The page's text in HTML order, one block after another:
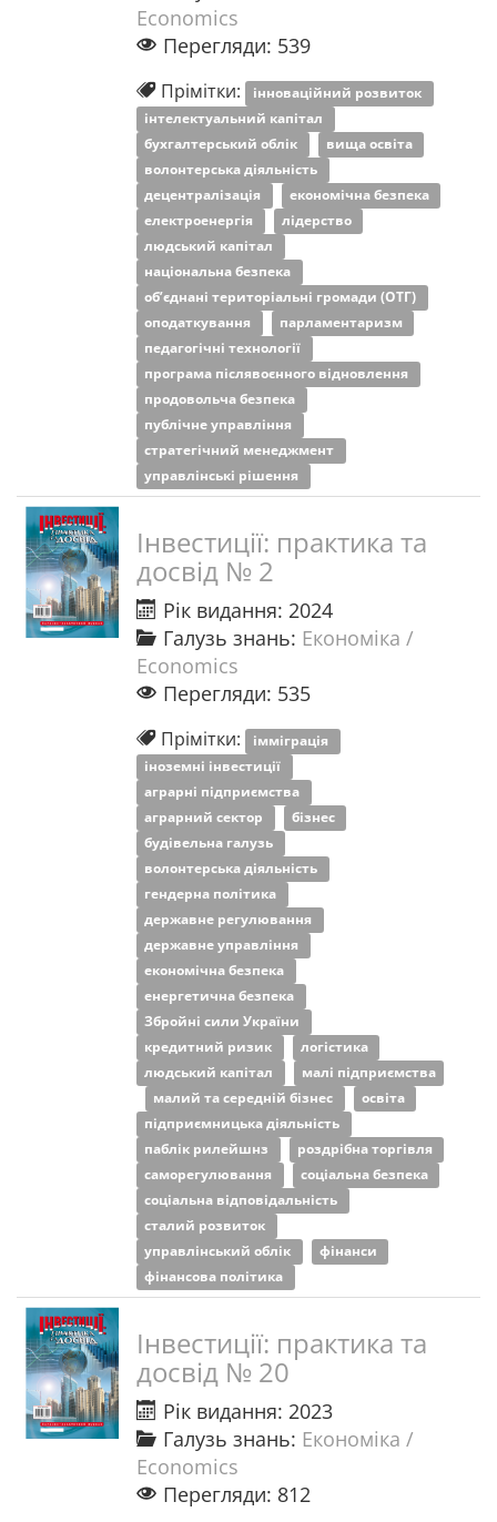
Economics
Перегляди: 539
Прімітки: інноваційний розвиток
інтелектуальний капітал
бухгалтерський облік
вища освіта
волонтерська діяльність
децентралізація
економічна безпека
електроенергія
лідерство
людський капітал
національна безпека
об’єднані територіальні громади (ОТГ)
оподаткування
парламентаризм
педагогічні технології
програма післявоєнного відновлення
продовольча безпека
публічне управління
стратегічний менеджмент
управлінські рішення
Інвестиції: практика та
досвід № 2
Рік видання: 2024
Галузь знань: Економіка /
Economics
Перегляди: 535
Прімітки: імміграція
іноземні інвестиції
аграрні підприємства
аграрний сектор
бізнес
будівельна галузь
волонтерська діяльність
гендерна політика
державне регулювання
державне управління
економічна безпека
енергетична безпека
Збройні сили України
кредитний ризик
логістика
людський капітал
малі підприємства
малий та середній бізнес
освіта
підприємницька діяльність
паблік рилейшнз
роздрібна торгівля
саморегулювання
соціальна безпека
соціальна відповідальність
сталий розвиток
управлінський облік
фінанси
фінансова політика
Інвестиції: практика та
досвід № 20
Рік видання: 2023
Галузь знань: Економіка /
Economics
Перегляди: 812